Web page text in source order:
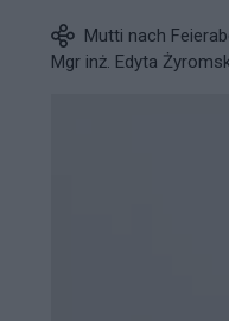
Mutti nach
Mgr inż. Edyta